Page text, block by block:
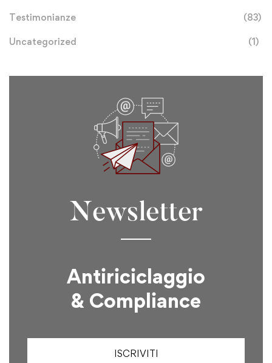
Testimonianze (83)
Uncategorized (1)
Newsletter
Antiriciclaggio
& Compliance
ISCRIVITI